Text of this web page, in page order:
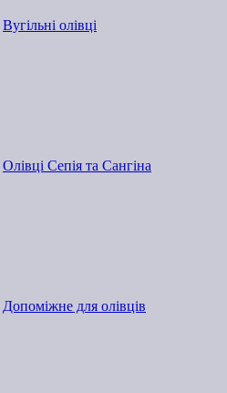
Вугільні олівці
Олівці Сепія та Сангіна
Допоміжне для олівців